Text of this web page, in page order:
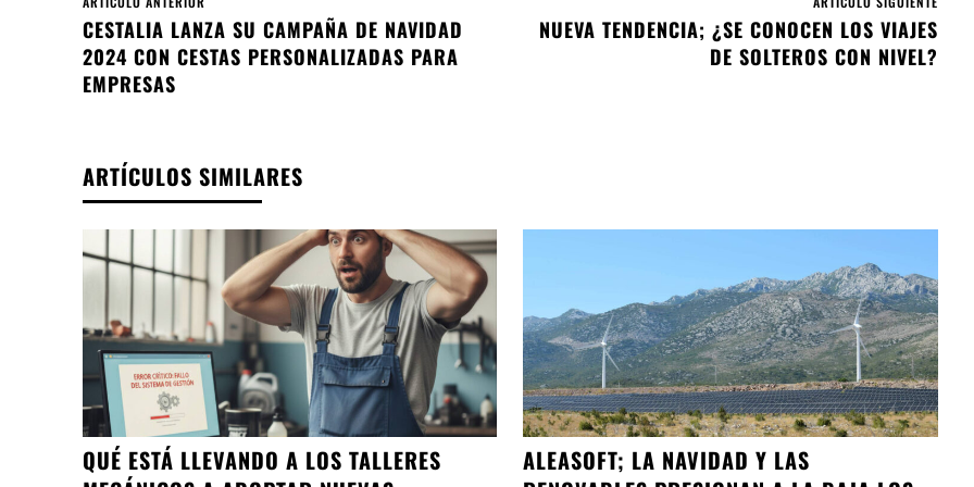
CESTALIA LANZA SU CAMPAÑA DE NAVIDAD
2024 CON CESTAS PERSONALIZADAS PARA
EMPRESAS
NUEVA TENDENCIA; ¿SE CONOCEN LOS VIAJES
DE SOLTEROS CON NIVEL?
ARTÍCULOS SIMILARES
QUÉ ESTÁ LLEVANDO A LOS TALLERES
ALEASOFT; LA NAVIDAD Y LAS